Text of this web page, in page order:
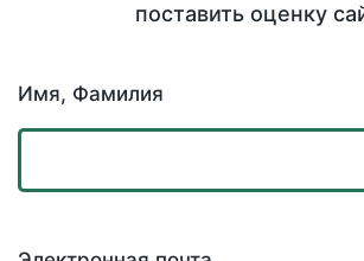
поставить оценку
Имя, Фамилия